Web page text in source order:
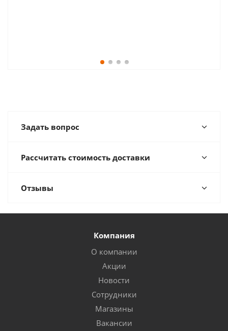
Задать вопрос
Рассчитать стоимость доставки
Отзывы
Компания
О компании
Акции
Новости
Сотрудники
Магазины
Вакансии